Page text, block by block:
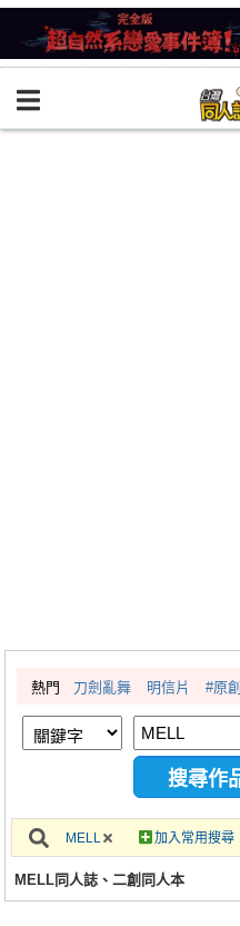
BOOKY書集倉庫
繪圖藝廊
交流中心
攤位轉讓區
會員中心
註冊會員
熱門 刀劍亂舞 明信片 #原創
MELL 加入常用搜尋
MELL同人誌、二創同人本